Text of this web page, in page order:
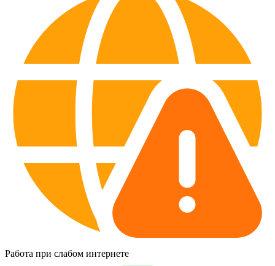
Работа при слабом интернете